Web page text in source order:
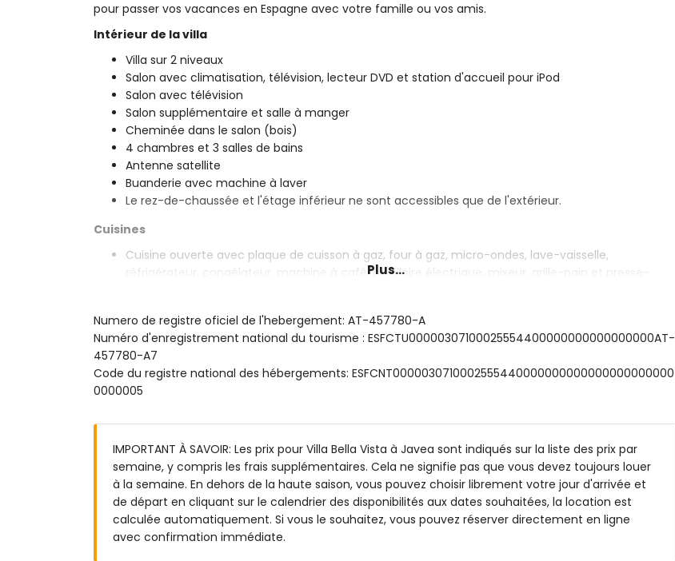
pour passer vos vacances en Espagne avec votre famille ou vos amis.
Intérieur de la villa
Villa sur 2 niveaux
Salon avec climatisation, télévision, lecteur DVD et station d'accueil pour iPod
Salon avec télévision
Salon supplémentaire et salle à manger
Cheminée dans le salon (bois)
4 chambres et 3 salles de bains
Antenne satellite
Buanderie avec machine à laver
Le rez-de-chaussée et l'étage inférieur ne sont accessibles que de l'extérieur.
Cuisines
Cuisine ouverte avec plaque de cuisson à gaz, four à gaz, micro-ondes, lave-vaisselle,
réfrigérateur, congélateur, machine à café, bouilloire électrique, mixeur, grille-pain et presse-
grille-pain et presse-agrumes
Chambres et salles de bains
Chambre avec climatisation, lit double (mesurant 200 par 140 cm) et ventilateur
Chambre avec climatisation, 2 lits simples (mesurant 190 par 105 cm), ventilateur et salle de bain
Salle de bain attenante avec lavabo simple, baignoire/douche, bidet et toilettes
2 salles de bains chacune avec lavabo simple, douche et toilettes
Extérieur de la villa
Terrain clôturé
Piscine privée mesurant 8m x 4m et 2m de profondeur
Plus...
Numero de registre oficiel de l'hebergement: AT-457780-A
Numéro d'enregistrement national du tourisme : ESFCTU00000307100025554400000000000000000AT-
457780-A7
Code du registre national des hébergements: ESFCNT0000030710002555440000000000000000000000
0000005
IMPORTANT À SAVOIR: Les prix pour Villa Bella Vista à Javea sont indiqués sur la liste des prix par
semaine, y compris les frais supplémentaires. Cela ne signifie pas que vous devez toujours louer
à la semaine. En dehors de la haute saison, vous pouvez choisir librement votre jour d'arrivée et
de départ en cliquant sur le calendrier des disponibilités aux dates souhaitées, la location est
calculée automatiquement. Si vous le souhaitez, vous pouvez réserver directement en ligne
avec confirmation immédiate.